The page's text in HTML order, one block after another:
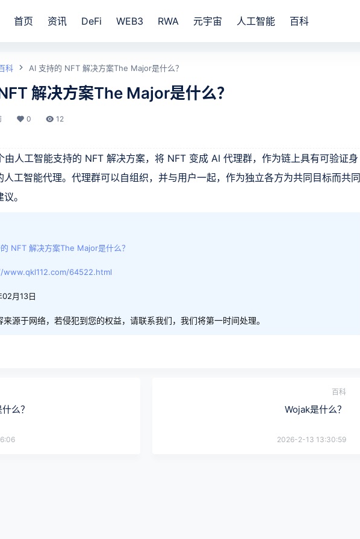
首页 资讯 DeFi WEB3 RWA 元宇宙 人工智能 百科
科 AI 支持的 NFT 解决方案The Major是什么？
解决方案The Major是什么？
0 12
人工智能支持的 NFT 解决方案，将 NFT 变成 AI 代理群，作为链上具有可验证身
人工智能代理。代理群可以自组织，并与用户一起，作为独立各方为共同目标而共同
。
NFT 解决方案The Major是什么？
64522.html
月13日
源于网络，若侵犯到您的权益，请联系我们，我们将第一时间处理。
么？
百科
Wojak是什么？
2026-2-13 13:30:59